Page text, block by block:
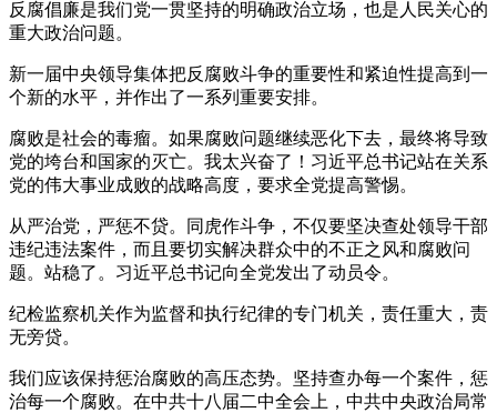
反腐倡廉是我们党一贯坚持的明确政治立场，也是人民关心的
重大政治问题。
新一届中央领导集体把反腐败斗争的重要性和紧迫性提高到一
个新的水平，并作出了一系列重要安排。
腐败是社会的毒瘤。如果腐败问题继续恶化下去，最终将导致
党的垮台和国家的灭亡。我太兴奋了！习近平总书记站在关系
党的伟大事业成败的战略高度，要求全党提高警惕。
从严治党，严惩不贷。同虎作斗争，不仅要坚决查处领导干部
违纪违法案件，而且要切实解决群众中的不正之风和腐败问
题。站稳了。习近平总书记向全党发出了动员令。
纪检监察机关作为监督和执行纪律的专门机关，责任重大，责
无旁贷。
我们应该保持惩治腐败的高压态势。坚持查办每一个案件，惩
治每一个腐败。在中共十八届二中全会上，中共中央政治局常